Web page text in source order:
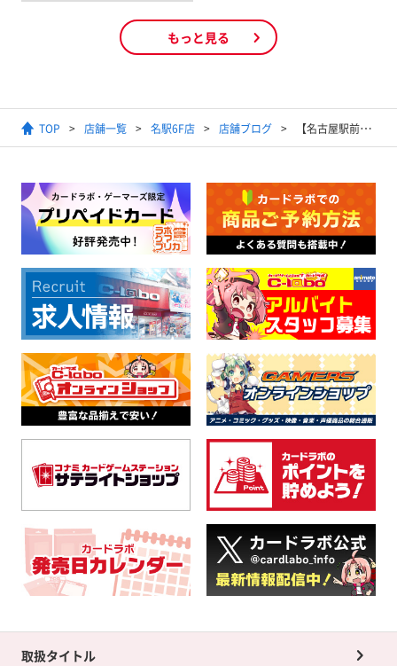
もっと見る
TOP 店舗一覧 名駅6F店 店舗ブログ 【名古屋駅前店】艦これAC買取大募集
取扱タイトル